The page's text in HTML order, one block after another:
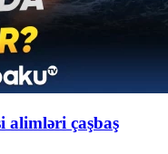
alimləri çaşbaş